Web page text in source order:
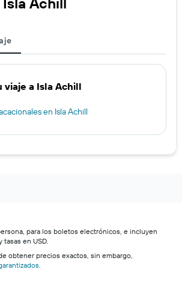
a Isla Achill
en Isla Achill
para los boletos electrónicos, e incluyen
en USD.
obtener precios exactos, sin embargo,